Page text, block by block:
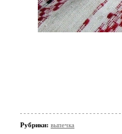
Рубрики: выпечка